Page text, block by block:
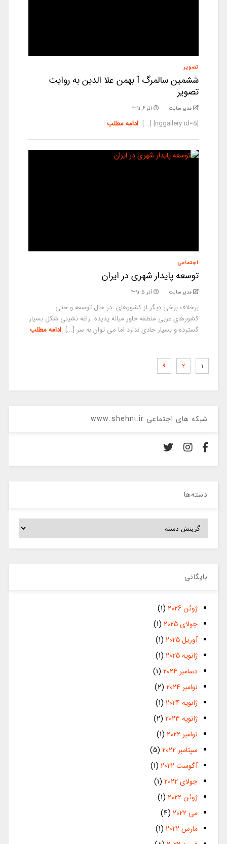
تصویر
ششمین سالمرگ آ بهمن علا الدین به روایت
تصویر
مدیر سایت آذر ۶, ۱۳۹۱
ادامه مطلب
اجتماعی
توسعه پایدار شهری در ایران
مدیر سایت آذر ۵, ۱۳۹۱
برخلاف برخی دیگر از کشورهای در حال توسعه و حتی
کشورهای عربی منطقه خاور میانه پدیده زاغه نشینی شکل بسیار
گسترده و بسیار حادی ندارد اما می توان به سر [...] ادامه مطلب
۱ ۲
شبکه های اجتماعی www.shehni.ir
دسته‌ها
دسته‌ها
بایگانی
ژوئن 2026
(1)
جولای 2025
(1)
آوریل 2025
(1)
ژانویه 2025
(1)
دسامبر 2024
(1)
نوامبر 2024
(2)
ژانویه 2024
(1)
ژانویه 2023
(2)
نوامبر 2022
(1)
سپتامبر 2022
(5)
آگوست 2022
(1)
جولای 2022
(1)
ژوئن 2022
(1)
می 2022
(4)
مارس 2022
(1)